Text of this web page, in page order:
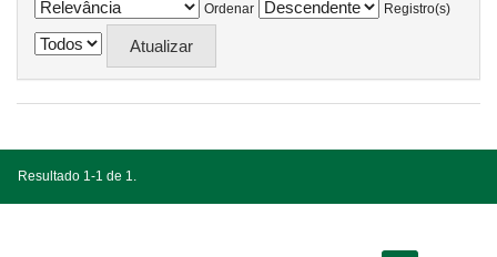
Ordenar
Registro(s)
Resultado 1-1 de 1.